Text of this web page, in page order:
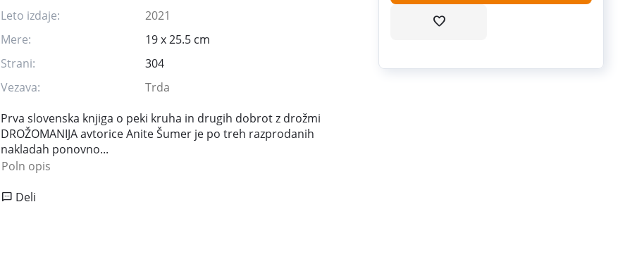
Leto izdaje:
2021
Mere:
19 x 25.5 cm
Strani:
304
Vezava:
Trda
Prva slovenska knjiga o peki kruha in drugih dobrot z drožmi
DROŽOMANIJA avtorice Anite Šumer je po treh razprodanih
nakladah ponovno...
Poln opis
Deli